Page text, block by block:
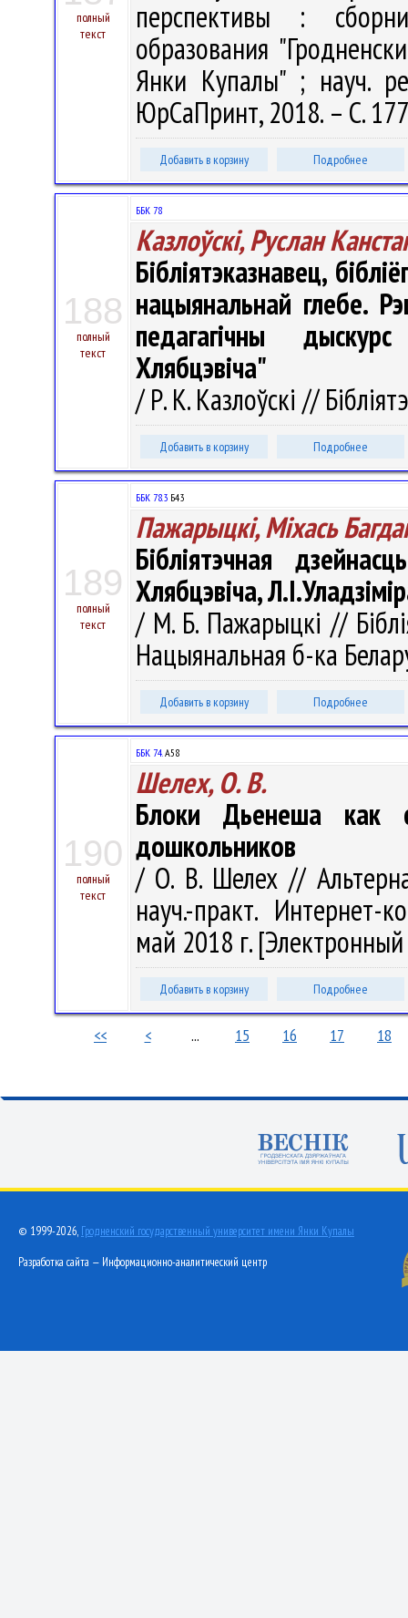
полный
текст
перспективы :
образования
Янки Купалы" ; науч.
ЮрСаПринт, 2018. – С.
Добавить в корзину Подробнее
188
полный
текст
ББК 78
Казлоўскі, Руслан
Бібліятэказнавец,
нацыянальнай глебе.
педагагічны
Хлябцэвіча"
/ Р. К. Казлоўскі //
Добавить в корзину Подробнее
189
полный
текст
ББК 78.3 Б43
Пажарыцкі, Міхась
Бібліятэчная
Хлябцэвіча,
/ М. Б. Пажарыцкі //
Нацыянальная б-ка
Добавить в корзину Подробнее
190
полный
текст
ББК 74.А58
Шелех, О. В.
Блоки Дьенеша как
дошкольников
/ О. В. Шелех //
науч.-практ. Интернет-
май 2018 г.
Добавить в корзину Подробнее
<< < ... 15 16 17 18
© 1999-2026, Гродненский государственный университет имени Янки Купалы
Разработка сайта — Информационно-аналитический центр